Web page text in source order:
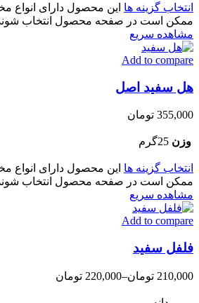
انتخاب گزینه ها این محصول دارای انواع
ممکن است در صفحه محصول انتخاب
مشاهده سریع
Add to compare
هل سفید اصل
355,000 تومان
وزن 25گرم
انتخاب گزینه ها این محصول دارای انواع
ممکن است در صفحه محصول انتخاب
مشاهده سریع
Add to compare
فلفل سفید
210,000 تومان–
220,000 تومان